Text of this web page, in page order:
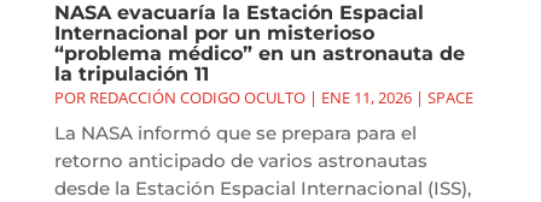
NASA evacuaría la Estación Espacial
Internacional por un misterioso
“problema médico” en un astronauta de
la tripulación 11
POR REDACCIÓN CODIGO OCULTO| ENE 11, 2026| SPACE
La NASA informó que se prepara para el
retorno anticipado de varios astronautas
desde la Estación Espacial Internacional (ISS),